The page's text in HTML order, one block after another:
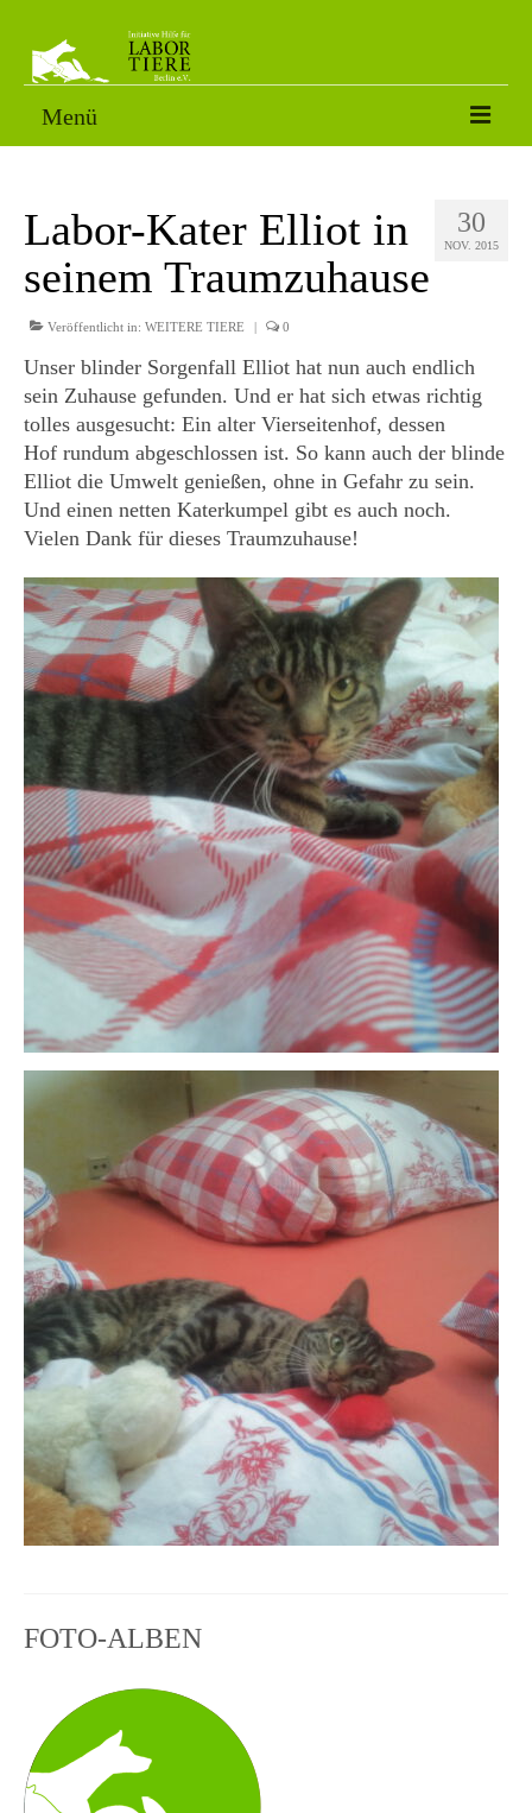
Menü
SORGENFÄLLE
PATENSCHAFT
AKTUELLES
FOTOS
NACH DEM LABOR
ÜBER UNS
HELFEN
30
NOV. 2015
Labor-Kater Elliot in
seinem Traumzuhause
Veröffentlicht in: WEITERE TIERE | 0
Unser blinder Sorgenfall Elliot hat nun auch endlich
sein Zuhause gefunden. Und er hat sich etwas richtig
tolles ausgesucht: Ein alter Vierseitenhof, dessen
Hof rundum abgeschlossen ist. So kann auch der blinde
Elliot die Umwelt genießen, ohne in Gefahr zu sein.
Und einen netten Katerkumpel gibt es auch noch.
Vielen Dank für dieses Traumzuhause!
FOTO-ALBEN